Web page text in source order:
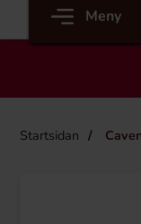
Meny
Startsidan